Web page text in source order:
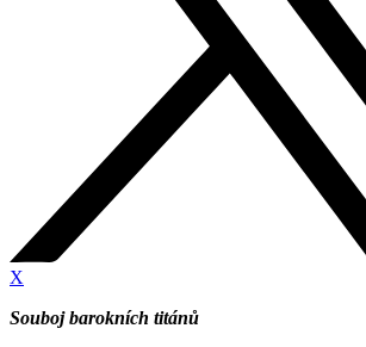
X
Souboj barokních titánů